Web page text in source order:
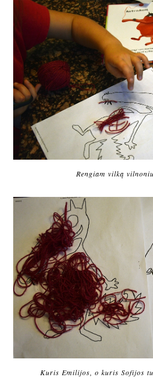
Rengiam vilką
Kuris Emilijos, o kuris Sofijos